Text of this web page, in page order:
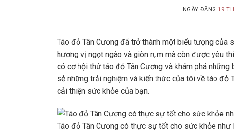
NGÀY ĐĂNG 19
Táo đỏ Tân Cương đã trở thành một biểu tượng
hương vị ngọt ngào và giòn rụm mà còn được yêu
có cơ hội thử táo đỏ Tân Cương và khám phá
sẻ những trải nghiệm và kiến thức của tôi về táo đỏ
cải thiện sức khỏe của bạn.
Táo đỏ Tân Cương có thực sự tốt cho sức khỏe